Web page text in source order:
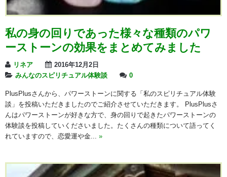
私の身の回りであった様々な種類のパワ
ーストーンの効果をまとめてみました
リネア
2016年12月2日
みんなのスピリチュアル体験談
0
PlusPlusさんから、パワーストーンに関する「私のスピリチュアル体験
談」を投稿いただきましたのでご紹介させていただきます。 PlusPlusさ
んはパワーストーンが好きな方で、身の回りで起きたパワーストーンの
体験談を投稿していくださいました。たくさんの種類について語ってく
れていますので、恋愛運や金... »